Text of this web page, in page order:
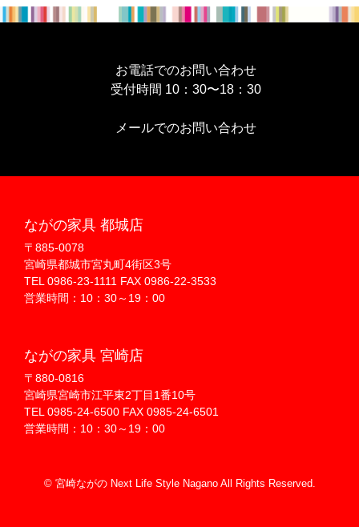
お電話でのお問い合わせ
受付時間 10：30〜18：30
メールでのお問い合わせ
ながの家具 都城店
〒885-0078
宮崎県都城市宮丸町4街区3号
TEL 0986-23-1111 FAX 0986-22-3533
営業時間：10：30～19：00
ながの家具 宮崎店
〒880-0816
宮崎県宮崎市江平東2丁目1番10号
TEL 0985-24-6500 FAX 0985-24-6501
営業時間：10：30～19：00
© 宮崎ながの Next Life Style Nagano All Rights Reserved.